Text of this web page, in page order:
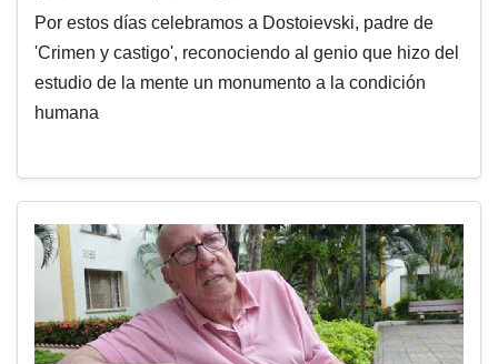
Por estos días celebramos a Dostoievski, padre de
'Crimen y castigo', reconociendo al genio que hizo del
estudio de la mente un monumento a la condición
humana